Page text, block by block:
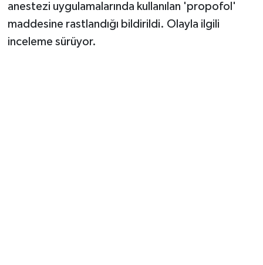
anestezi uygulamalarında kullanılan 'propofol'
maddesine rastlandığı bildirildi. Olayla ilgili
inceleme sürüyor.